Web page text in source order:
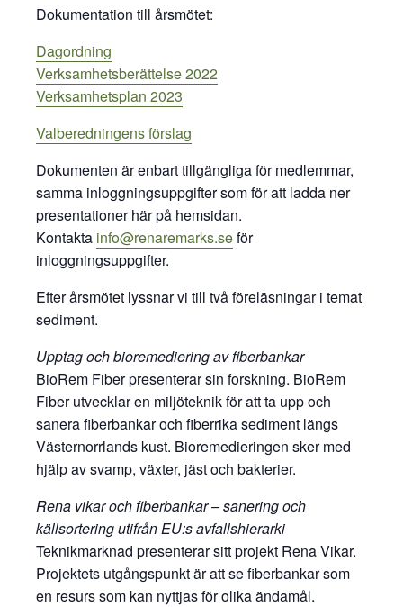
Dokumentation till årsmötet:
Dagordning
Verksamhetsberättelse 2022
Verksamhetsplan 2023
Valberedningens förslag
Dokumenten är enbart tillgängliga för medlemmar,
samma inloggningsuppgifter som för att ladda ner
presentationer här på hemsidan.
Kontakta info@renaremarks.seför
inloggningsuppgifter.
Efter årsmötet lyssnar vi till två föreläsningar i temat
sediment.
Upptag och bioremediering av fiberbankar
BioRem Fiber presenterar sin forskning. BioRem
Fiber utvecklar en miljöteknik för att ta upp och
sanera fiberbankar och fiberrika sediment längs
Västernorrlands kust. Bioremedieringen sker med
hjälp av svamp, växter, jäst och bakterier.
Rena vikar och fiberbankar – sanering och
källsortering utifrån EU:s avfallshierarki
Teknikmarknad presenterar sitt projekt Rena Vikar.
Projektets utgångspunkt är att se fiberbankar som
en resurs som kan nyttjas för olika ändamål.